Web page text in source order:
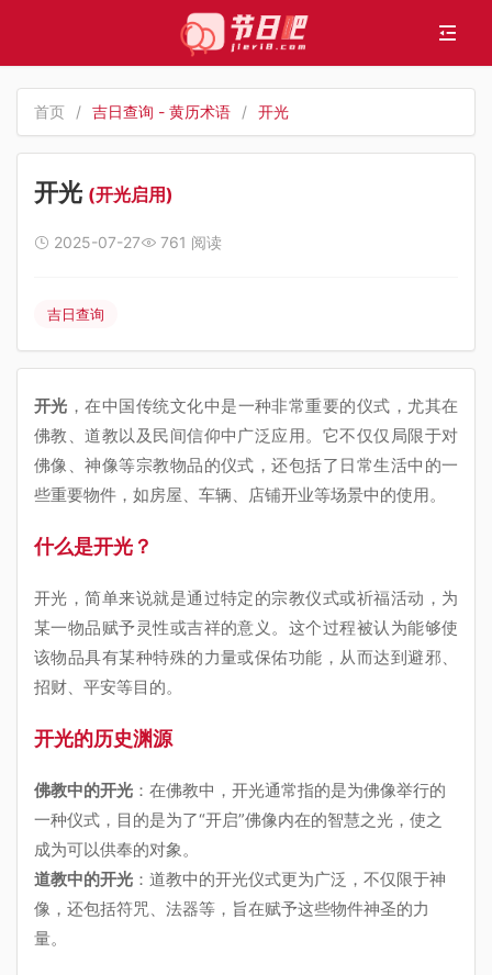
首页 / 吉日查询 - 黄历术语 / 开光
开光 (开光启用)
2025-07-27 761 阅读
吉日查询
开光 ，在中国传统文化中是一种非常重要的仪式，尤其在
佛教、道教以及民间信仰中广泛应用。它不仅仅局限于对
佛像、神像等宗教物品的仪式，还包括了日常生活中的一
些重要物件，如房屋、车辆、店铺开业等场景中的使用。
什么是开光？
开光，简单来说就是通过特定的宗教仪式或祈福活动，为
某一物品赋予灵性或吉祥的意义。这个过程被认为能够使
该物品具有某种特殊的力量或保佑功能，从而达到避邪、
招财、平安等目的。
开光的历史渊源
佛教中的开光 ：在佛教中，开光通常指的是为佛像举行的
一种仪式，目的是为了“开启”佛像内在的智慧之光，使之
成为可以供奉的对象。
道教中的开光 ：道教中的开光仪式更为广泛，不仅限于神
像，还包括符咒、法器等，旨在赋予这些物件神圣的力
量。